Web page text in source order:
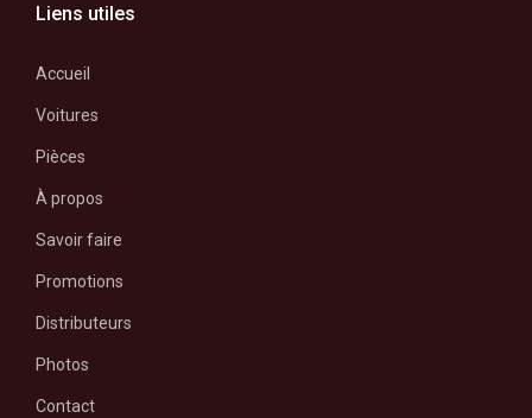
Liens utiles
Accueil
Voitures
Pièces
À propos
Savoir faire
Promotions
Distributeurs
Photos
Contact